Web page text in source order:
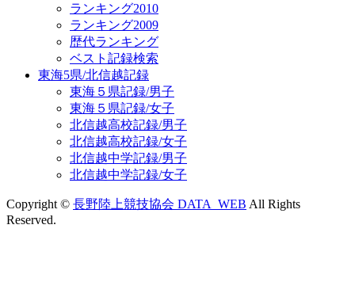
ランキング2010
ランキング2009
歴代ランキング
ベスト記録検索
東海5県/北信越記録
東海５県記録/男子
東海５県記録/女子
北信越高校記録/男子
北信越高校記録/女子
北信越中学記録/男子
北信越中学記録/女子
Copyright © 長野陸上競技協会 DATA_WEB All Rights
Reserved.